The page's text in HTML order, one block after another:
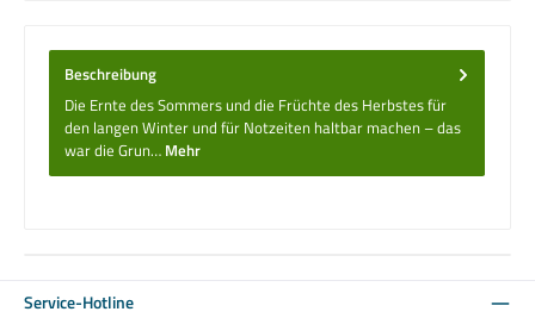
Beschreibung
Die Ernte des Sommers und die Früchte des Herbstes für
den langen Winter und für Notzeiten haltbar machen – das
war die Grun… Mehr
Service-Hotline